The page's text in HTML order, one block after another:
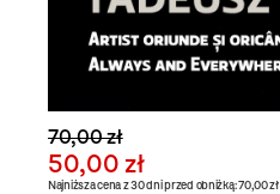
70,00 zł
50,00 zł
Najniższa cena z 30 dni przed obniżką: 70,00 zł